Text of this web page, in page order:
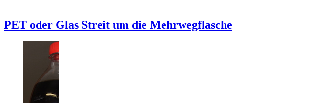
PET oder Glas Streit um die Mehrwegflasche